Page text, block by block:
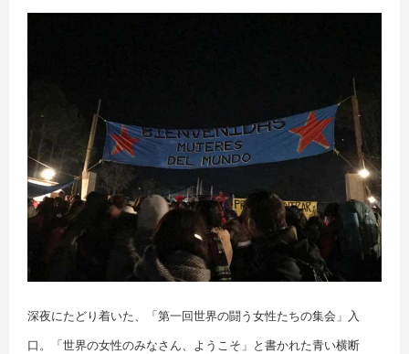
深夜にたどり着いた、「第一回世界の闘う女性たちの集会」入
口。「世界の女性のみなさん、ようこそ」と書かれた青い横断